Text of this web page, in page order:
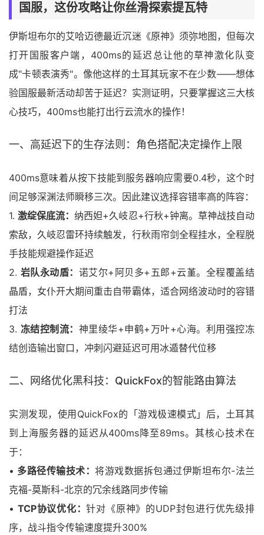
国服，这份攻略让你丝滑探索提瓦特
伊斯坦布尔的艾哈迈德最近沉迷《原神》须弥地图，但每次
打开国服客户端，400ms的延迟总让他的草神激化队变
成"卡顿表演秀"。像他这样的土耳其玩家不在少数——想体
验国服最新活动却苦于延迟？实测证明，只要掌握这三大核
心技巧，400ms也能打出行云流水的操作！
一、高延迟下的生存法则：角色搭配决定操作上限
400ms意味着从按下技能到服务器响应需要0.4秒，这个时
间足够深渊法师瞬移三次。因此建议选择容错率高的阵容：
1.激绽保底流：纳西妲+久岐忍+行秋+钟离。草神战技自动
索敌，久岐忍雷环持续触发，行秋雨帘剑全程挂水，全程脱
手技能规避操作延迟
2. 岩队永动盾： 诺艾尔+阿贝多+五郎+云堇。全程覆盖结
晶盾，女仆开大期间重击自带霸体，适合网络波动时的容错
打法
3. 冻结控制流： 神里绫华+申鹤+万叶+心海。利用强控冻
结创造输出窗口，冲刺闪避延迟可用冰遁替代位移
二、网络优化黑科技：QuickFox的智能路由算法
实测发现，使用QuickFox的「游戏极速模式」后，土耳其
到上海服务器的延迟从400ms降至89ms。其核心技术在
于：
• 多路径传输技术：将游戏数据拆包通过伊斯坦布尔-法兰
克福-莫斯科-北京的冗余线路同步传输
• TCP协议优化：针对《原神》的UDP封包进行优先级排
序，战斗指令传输速度提升300%